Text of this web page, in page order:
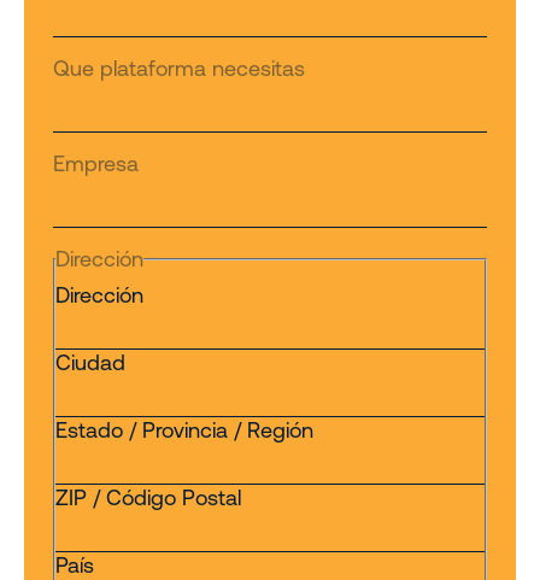
Que plataforma necesitas
Empresa
Dirección
Dirección
Ciudad
Estado / Provincia / Región
ZIP / Código Postal
País